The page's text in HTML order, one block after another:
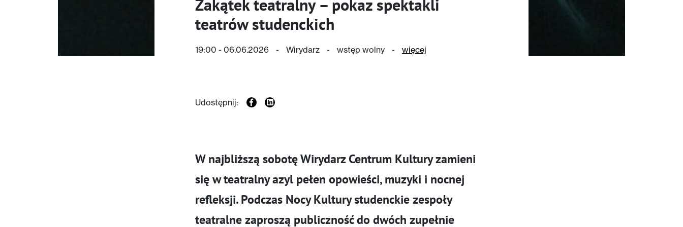
Zakątek teatralny – pokaz spektakli
teatrów studenckich
19:00 - 06.06.2026 - Wirydarz - wstęp wolny - więcej
Udostępnij:
W najbliższą sobotę Wirydarz Centrum Kultury zamieni
się w teatralny azyl pełen opowieści, muzyki i nocnej
refleksji. Podczas Nocy Kultury studenckie zespoły
teatralne zaproszą publiczność do dwóch zupełnie